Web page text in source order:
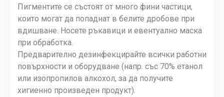
Пигментите се състоят от много фини частици,
които могат да попаднат в белите дробове при
вдишване. Носете ръкавици и евентуално маска
при обработка.
Предварително дезинфекцирайте всички работни
повърхности и оборудване (напр. със 70% етанол
или изопропилов алкохол, за да получите
хигиенно произведен продукт).